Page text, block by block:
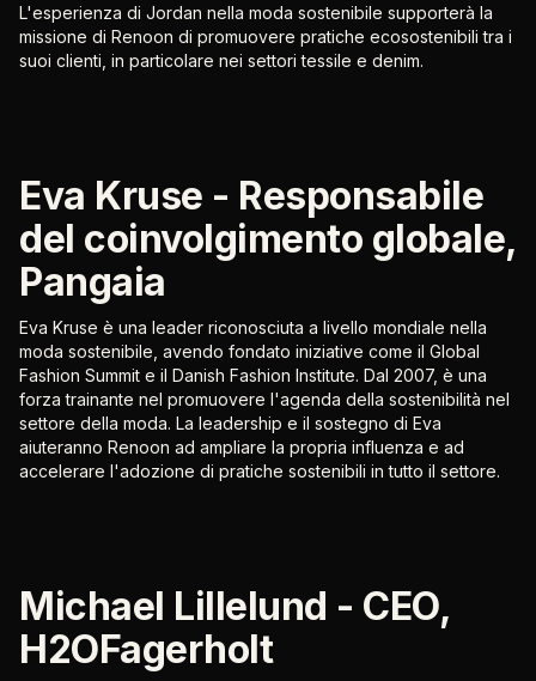
L'esperienza di Jordan nella moda sostenibile supporterà la
missione di Renoon di promuovere pratiche ecosostenibili tra i
suoi clienti, in particolare nei settori tessile e denim.
Eva Kruse - Responsabile
del coinvolgimento globale,
Pangaia
Eva Kruse è una leader riconosciuta a livello mondiale nella
moda sostenibile, avendo fondato iniziative come il Global
Fashion Summit e il Danish Fashion Institute. Dal 2007, è una
forza trainante nel promuovere l'agenda della sostenibilità nel
settore della moda. La leadership e il sostegno di Eva
aiuteranno Renoon ad ampliare la propria influenza e ad
accelerare l'adozione di pratiche sostenibili in tutto il settore.
Michael Lillelund - CEO,
H2OFagerholt